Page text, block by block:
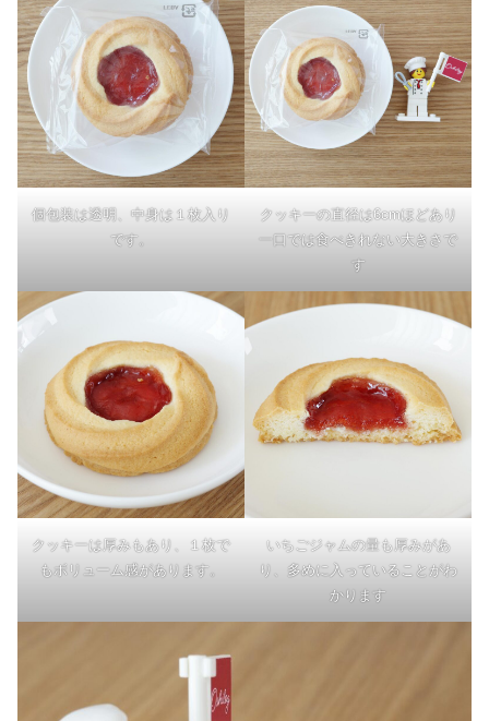
個包装は透明、中身は１枚入り
です。
クッキーの直径は6cmほどあり
一口では食べきれない大きさで
す
クッキーは厚みもあり、１枚で
もボリューム感があります。
いちごジャムの量も厚みがあ
り、多めに入っていることがわ
かります